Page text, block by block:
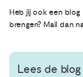
Heb jij ook een
brengen? Mail dan
Lees de